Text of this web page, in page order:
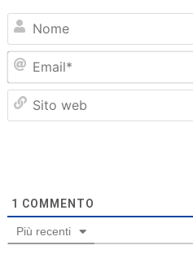
1 COMMENTO
Più recenti